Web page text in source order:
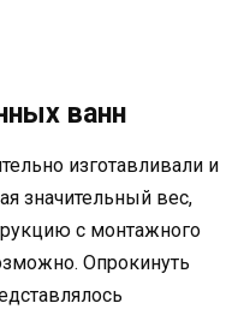
ванн
изготавливали и
значительный вес,
с монтажного
Опрокинуть